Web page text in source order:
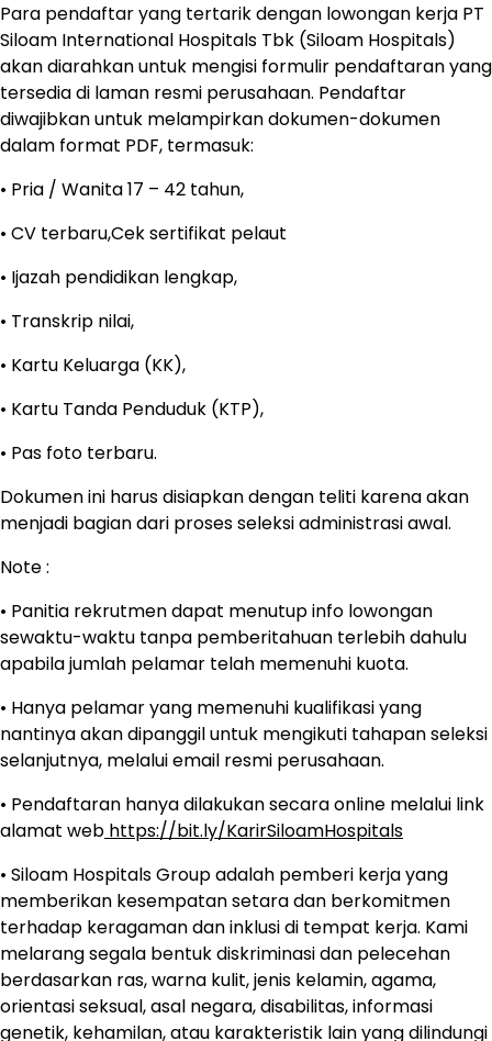
Para pendaftar yang tertarik dengan lowongan kerja PT
Siloam International Hospitals Tbk (Siloam Hospitals)
akan diarahkan untuk mengisi formulir pendaftaran yang
tersedia di laman resmi perusahaan. Pendaftar
diwajibkan untuk melampirkan dokumen-dokumen
dalam format PDF, termasuk:
• Pria / Wanita 17 – 42 tahun,
• CV terbaru,Cek sertifikat pelaut
• Ijazah pendidikan lengkap,
• Transkrip nilai,
• Kartu Keluarga (KK),
• Kartu Tanda Penduduk (KTP),
• Pas foto terbaru.
Dokumen ini harus disiapkan dengan teliti karena akan
menjadi bagian dari proses seleksi administrasi awal.
Note :
• Panitia rekrutmen dapat menutup info lowongan
sewaktu-waktu tanpa pemberitahuan terlebih dahulu
apabila jumlah pelamar telah memenuhi kuota.
• Hanya pelamar yang memenuhi kualifikasi yang
nantinya akan dipanggil untuk mengikuti tahapan seleksi
selanjutnya, melalui email resmi perusahaan.
• Pendaftaran hanya dilakukan secara online melalui link
alamat web https://bit.ly/KarirSiloamHospitals
• Siloam Hospitals Group adalah pemberi kerja yang
memberikan kesempatan setara dan berkomitmen
terhadap keragaman dan inklusi di tempat kerja. Kami
melarang segala bentuk diskriminasi dan pelecehan
berdasarkan ras, warna kulit, jenis kelamin, agama,
orientasi seksual, asal negara, disabilitas, informasi
genetik, kehamilan, atau karakteristik lain yang dilindungi